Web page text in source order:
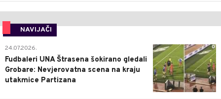
NAVIJAČI
0
24.07.2026.
Fudbaleri UNA Štrasena šokirano gledali
Grobare: Nevjerovatna scena na kraju
utakmice Partizana